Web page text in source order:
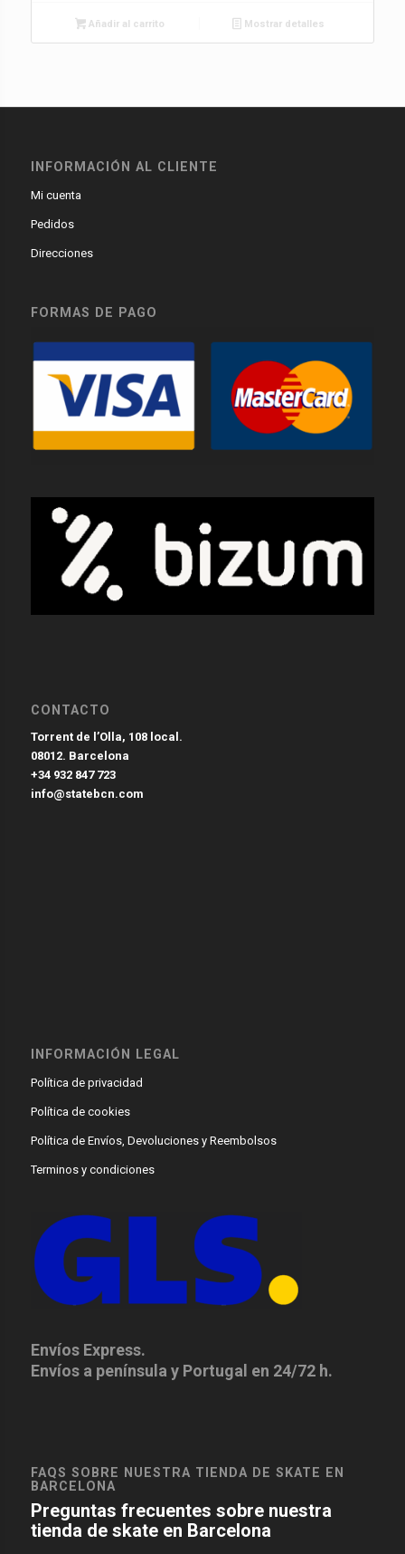
Añadir al carrito Mostrar detalles
INFORMACIÓN AL CLIENTE
Mi cuenta
Pedidos
Direcciones
FORMAS DE PAGO
CONTACTO
Torrent de l’Olla, 108 local.
08012. Barcelona
+34 932 847 723
info@statebcn.com
INFORMACIÓN LEGAL
Política de privacidad
Política de cookies
Política de Envíos, Devoluciones y Reembolsos
Terminos y condiciones
Envíos Express.
Envíos a península y Portugal en 24/72 h.
FAQS SOBRE NUESTRA TIENDA DE SKATE EN
BARCELONA
Preguntas frecuentes sobre nuestra
tienda de skate en Barcelona